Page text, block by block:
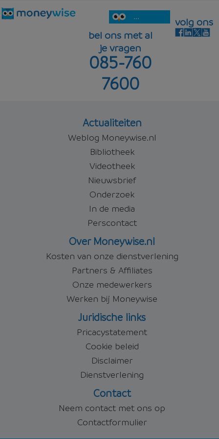
...
bel ons met al
je vragen
085-760
7600
volg ons
Actualiteiten
Weblog Moneywise.nl
Bibliotheek
Videotheek
Nieuwsbrief
Onderzoek
In de media
Perscontact
Over Moneywise.nl
Kosten van onze dienstverlening
Partners & Affiliates
Onze medewerkers
Werken bij Moneywise
Juridische links
Pricacystatement
Cookie beleid
Disclaimer
Dienstverlening
Contact
Neem contact met ons op
Contactformulier